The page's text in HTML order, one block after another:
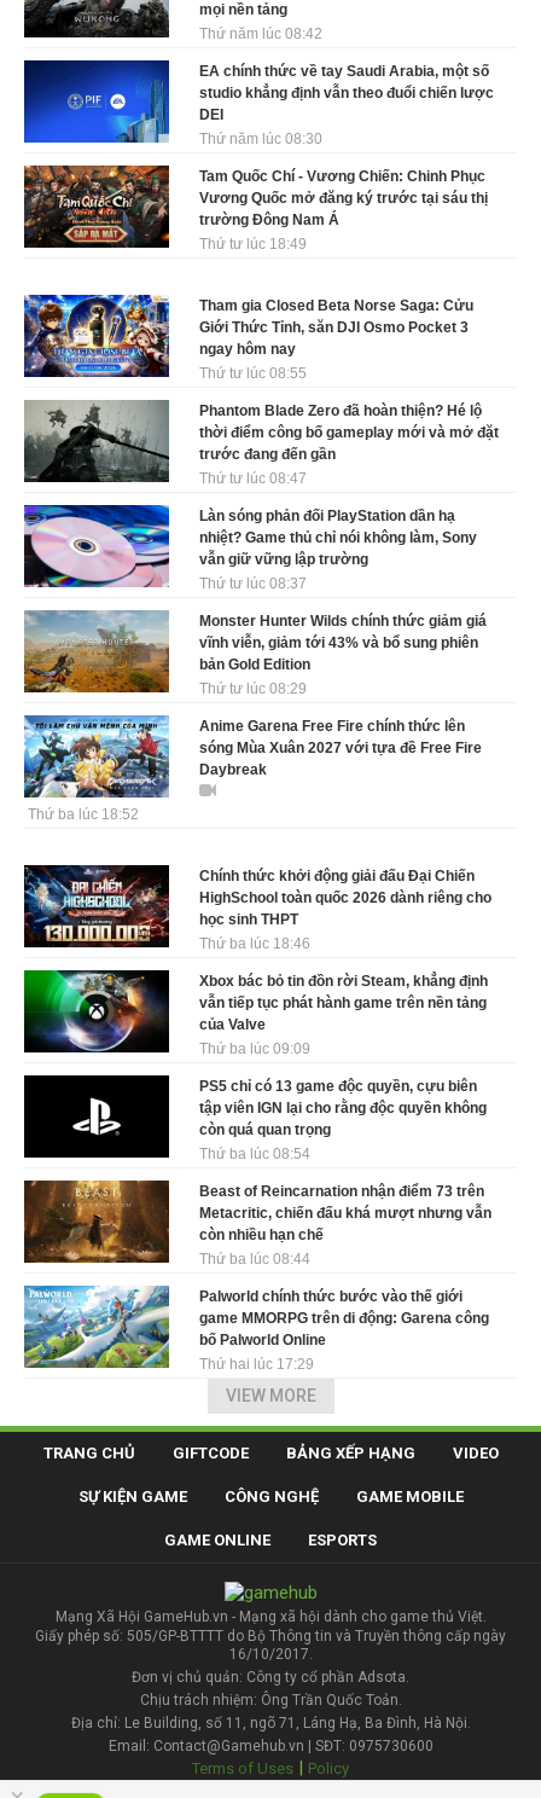
mọi nền tảng
Thứ năm lúc 08:42
EA chính thức về tay Saudi Arabia, một số
studio khẳng định vẫn theo đuổi chiến lược
DEI
Thứ năm lúc 08:30
Tam Quốc Chí - Vương Chiến: Chinh Phục
Vương Quốc mở đăng ký trước tại sáu thị
trường Đông Nam Á
Thứ tư lúc 18:49
Tham gia Closed Beta Norse Saga: Cửu
Giới Thức Tỉnh, săn DJI Osmo Pocket 3
ngay hôm nay
Thứ tư lúc 08:55
Phantom Blade Zero đã hoàn thiện? Hé lộ
thời điểm công bố gameplay mới và mở đặt
trước đang đến gần
Thứ tư lúc 08:47
Làn sóng phản đối PlayStation dần hạ
nhiệt? Game thủ chỉ nói không làm, Sony
vẫn giữ vững lập trường
Thứ tư lúc 08:37
Monster Hunter Wilds chính thức giảm giá
vĩnh viễn, giảm tới 43% và bổ sung phiên
bản Gold Edition
Thứ tư lúc 08:29
Anime Garena Free Fire chính thức lên
sóng Mùa Xuân 2027 với tựa đề Free Fire
Daybreak
Thứ ba lúc 18:52
Chính thức khởi động giải đấu Đại Chiến
HighSchool toàn quốc 2026 dành riêng cho
học sinh THPT
Thứ ba lúc 18:46
Xbox bác bỏ tin đồn rời Steam, khẳng định
vẫn tiếp tục phát hành game trên nền tảng
của Valve
Thứ ba lúc 09:09
PS5 chỉ có 13 game độc quyền, cựu biên
tập viên IGN lại cho rằng độc quyền không
còn quá quan trọng
Thứ ba lúc 08:54
Beast of Reincarnation nhận điểm 73 trên
Metacritic, chiến đấu khá mượt nhưng vẫn
còn nhiều hạn chế
Thứ ba lúc 08:44
Palworld chính thức bước vào thế giới
game MMORPG trên di động: Garena công
bố Palworld Online
Thứ hai lúc 17:29
VIEW MORE
TRANG CHỦ GIFTCODE BẢNG XẾP HẠNG VIDEO
SỰ KIỆN GAME CÔNG NGHỆ GAME MOBILE
GAME ONLINE ESPORTS
Mạng Xã Hội GameHub.vn - Mạng xã hội dành cho game thủ Việt.
Giấy phép số: 505/GP-BTTTT do Bộ Thông tin và Truyền thông cấp ngày
16/10/2017.
Đơn vị chủ quản: Công ty cổ phần Adsota.
Chịu trách nhiệm: Ông Trần Quốc Toản.
Địa chỉ: Le Building, số 11, ngõ 71, Láng Hạ, Ba Đình, Hà Nội.
Email: Contact@Gamehub.vn | SĐT: 0975730600
Terms of Uses | Policy